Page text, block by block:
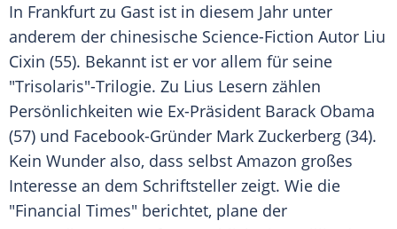
In Frankfurt zu Gast ist in diesem Jahr unter
anderem der chinesische Science-Fiction Autor Liu
Cixin (55). Bekannt ist er vor allem für seine
"Trisolaris"-Trilogie. Zu Lius Lesern zählen
Persönlichkeiten wie Ex-Präsident Barack Obama
(57) und Facebook-Gründer Mark Zuckerberg (34).
Kein Wunder also, dass selbst Amazon großes
Interesse an dem Schriftsteller zeigt. Wie die
"Financial Times" berichtet, plane der